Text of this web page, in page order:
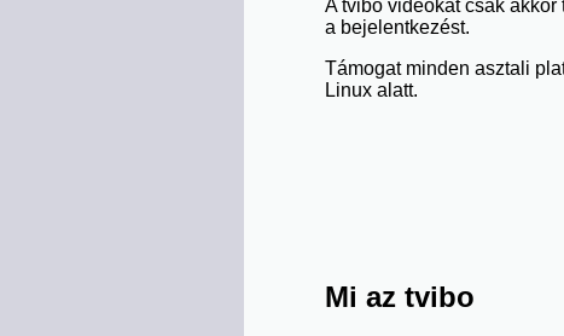
A tvibo videókat csak
a bejelentkezést.
Támogat minden asztali
Linux alatt.
Mi az tvibo